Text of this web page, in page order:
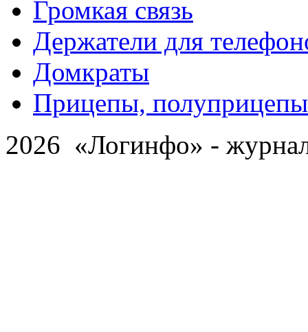
Громкая связь
Держатели для
Домкраты
Прицепы, полуприцепы
2026 «Логинфо» -